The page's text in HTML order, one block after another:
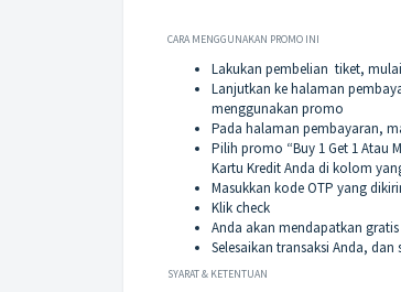
CARA MENGGUNAKAN PROMO INI
Lakukan pembelian tiket,
Lanjutkan ke halaman
menggunakan promo
Pada halaman pembayaran,
Pilih promo “Buy 1 Get 1 Atau
Kartu Kredit Anda di kolom
Masukkan kode OTP yang
Klik check
Anda akan mendapatkan
Selesaikan transaksi Anda,
SYARAT & KETENTUAN